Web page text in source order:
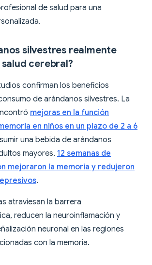
de salud para una
silvestres realmente
cerebral?
confirman los beneficios
de arándanos silvestres. La
mejoras en la función
en niños en un plazo de 2 a 6
una bebida de arándanos
mayores, 12 semanas de
mejoraron la memoria y redujeron
.
atraviesan la barrera
reducen la neuroinflamación y
neuronal en las regiones
con la memoria.